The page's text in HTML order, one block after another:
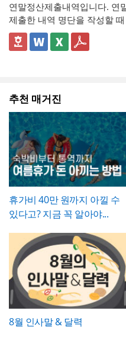
연말정산제출내역입니다. 연
제출한 내역 명단을 작성할
는 문서로 체계적인 연말정산
정확한 세무 처리를 위한 필수
필요 여부, 특이사항 등을 상
로써 누락되는 서류 없이 완
진행할 수 있습니다.
추천 매거진
휴가비 40만 원까지 아낄 수
있다고? 지금 꼭 알아야...
8월 인사말 & 달력